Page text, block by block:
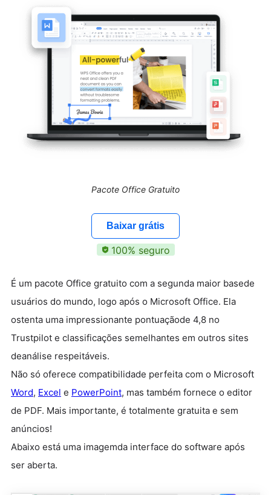
Pacote Office Gratuito
Baixar grátis
100% seguro
É um pacote Office gratuito com a segunda maior basede
usuários do mundo, logo após o Microsoft Office. Ela
ostenta uma impressionante pontuaçãode 4,8 no
Trustpilot e classificações semelhantes em outros sites
deanálise respeitáveis.
Não só oferece compatibilidade perfeita com o Microsoft
Word, Excel e PowerPoint, mas também fornece o editor
de PDF. Mais importante, é totalmente gratuita e sem
anúncios!
Abaixo está uma imagemda interface do software após
ser aberta.